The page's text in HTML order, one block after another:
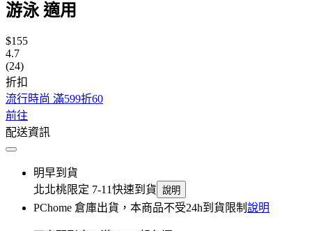
游泳 適用
$155
4.7
(24)
折扣
流行時尚 滿599折60
前往
配送資訊
明早到貨
北北桃限定 7-11快速到貨 說明
PChome 倉庫出貨，本商品不受24h到貨限制 說明